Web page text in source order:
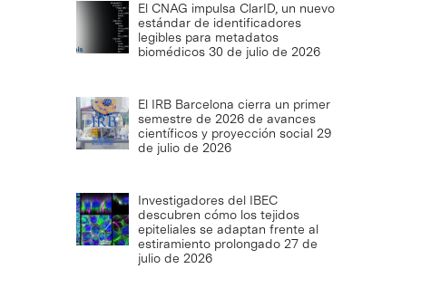
El CNAG impulsa ClarID, un nuevo
estándar de identificadores
legibles para metadatos
biomédicos 30 de julio de 2026
El IRB Barcelona cierra un primer
semestre de 2026 de avances
científicos y proyección social 29
de julio de 2026
Investigadores del IBEC
descubren cómo los tejidos
epiteliales se adaptan frente al
estiramiento prolongado 27 de
julio de 2026